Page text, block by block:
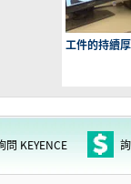
工件的持續
問 KEYENCE